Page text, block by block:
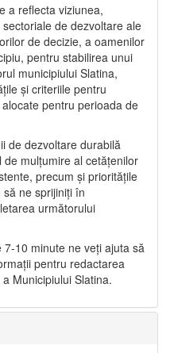
a reflecta viziunea,
de dezvoltare ale
de decizie, a oamenilor
pentru stabilirea unui
municipiului Slatina,
și criteriile pentru
pentru perioada de
de dezvoltare durabilă
mulțumire al cetățenilor
precum și prioritățile
ne sprijiniți în
următorului
7-10 minute ne veți ajuta să
pentru redactarea
Municipiului Slatina.